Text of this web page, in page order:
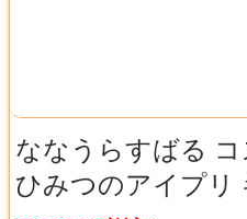
ななうらすばる
ひみつのアイプリ